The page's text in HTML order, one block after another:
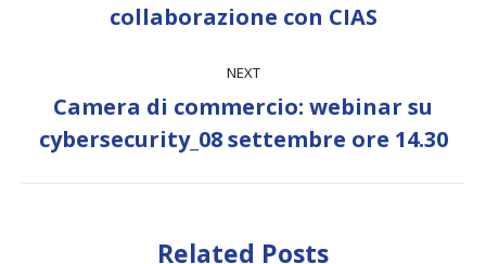
collaborazione con CIAS
NEXT
Next
post:
Camera di commercio: webinar su
cybersecurity_08 settembre ore 14.30
Related Posts